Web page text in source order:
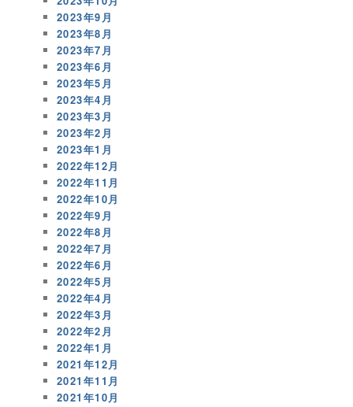
2023年9月
2023年8月
2023年7月
2023年6月
2023年5月
2023年4月
2023年3月
2023年2月
2023年1月
2022年12月
2022年11月
2022年10月
2022年9月
2022年8月
2022年7月
2022年6月
2022年5月
2022年4月
2022年3月
2022年2月
2022年1月
2021年12月
2021年11月
2021年10月